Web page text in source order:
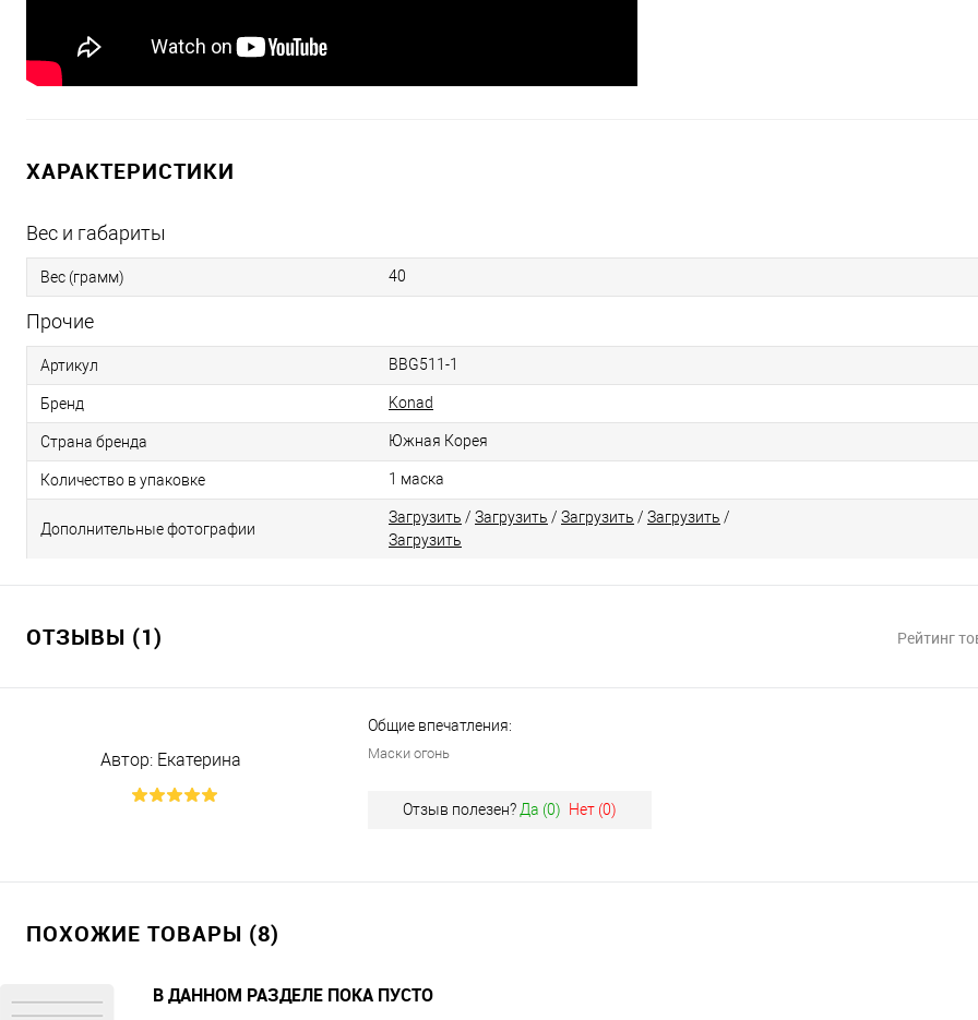
ХАРАКТЕРИСТИКИ
Вес и габариты
Вес (грамм) 40
Прочие
Артикул BBG511-1
Бренд Konad
Страна бренда Южная Корея
Количество в упаковке 1 маска
Дополнительные фотографии
Загрузить / Загрузить / Загрузить / Загрузить /
Загрузить
ОТЗЫВЫ (1) Рейтинг
Автор: Екатерина
Общие впечатления:
Маски огонь
Отзыв полезен? Да (0) Нет (0)
ПОХОЖИЕ ТОВАРЫ (8)
В ДАННОМ РАЗДЕЛЕ ПОКА ПУСТО